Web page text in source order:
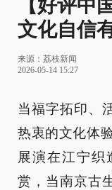
【好评中
文化自信
来源： 荔枝新闻
2026-05-14 15:27
当福字拓印、
热衷的文化体
展演在江宁织
赏，当南京古